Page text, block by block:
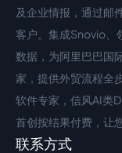
中文入口
及企业情报，通过邮
客户。集成Snovio、
数据，为阿里巴巴国
家，提供外贸流程全
软件专家，信风AI类
首创按结果付费，让
联系方式